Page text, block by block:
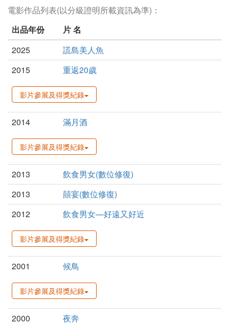
電影作品列表(以分級證明所載資訊為準)：
出品年份
片 名
2025
謊島美人魚
2015
重返20歲
影片參展及得獎紀錄
2014 滿月酒
影片參展及得獎紀錄
2013
飲食男女(數位修復)
2013
囍宴(數位修復)
2012
飲食男女—好遠又好近
影片參展及得獎紀錄
2001 候鳥
影片參展及得獎紀錄
2000 夜奔